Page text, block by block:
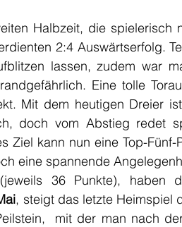
Halbzeit, die spielerisch
2:4 Auswärtserfolg.
lassen, zudem war
Eine tolle
Mit dem heutigen Dreier
doch vom Abstieg redet
Ziel kann nun eine Top-
eine spannende
36 Punkte), haben
, steigt das letzte Heimspiel
mit der man nach